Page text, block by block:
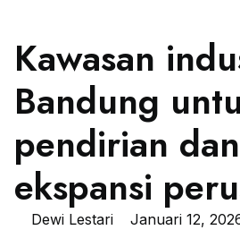
Kawasan
Bandung
pendirian dan
ekspansi
Dewi Lestari Januari 12,